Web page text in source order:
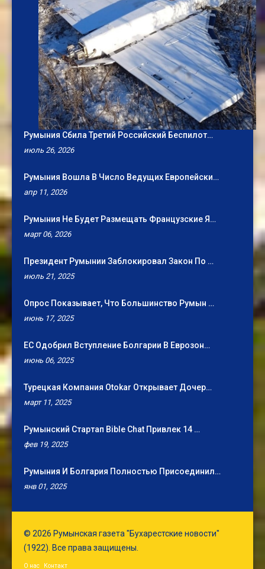
Румыния Сбила Третий Российский Беспилот…
июль 26, 2026
Румыния Вошла В Число Ведущих Европейски…
апр 11, 2026
Румыния Не Будет Размещать Французские Я…
март 06, 2026
Президент Румынии Заблокировал Закон По …
июль 21, 2025
Опрос Показывает, Что Большинство Румын …
июнь 17, 2025
ЕС Одобрил Вступление Болгарии В Еврозон…
июнь 06, 2025
Турецкая Компания Otokar Открывает Дочер…
март 11, 2025
Румынский Стартап Bible Chat Привлек 14 …
фев 19, 2025
Румыния И Болгария Полностью Присоединил…
янв 01, 2025
© 2026 Румынская газета "Бухарестские новости"
(1922). Все права защищены.
О нас Контакт